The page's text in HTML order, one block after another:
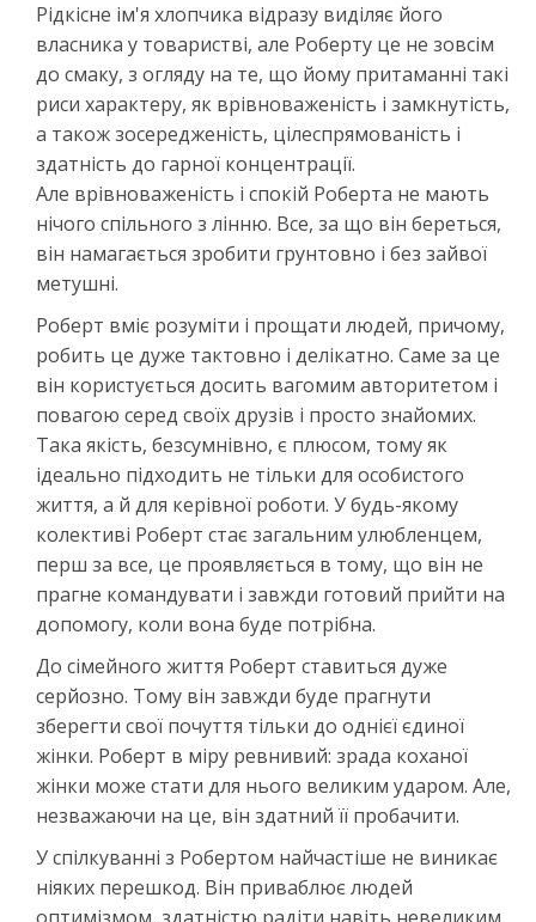
Рідкісне ім'я хлопчика відразу виділяє його
власника у товаристві, але Роберту це не зовсім
до смаку, з огляду на те, що йому притаманні такі
риси характеру, як врівноваженість і замкнутість,
а також зосередженість, цілеспрямованість і
здатність до гарної концентрації.
Але врівноваженість і спокій Роберта не мають
нічого спільного з лінню. Все, за що він береться,
він намагається зробити грунтовно і без зайвої
метушні.
Роберт вміє розуміти і прощати людей, причому,
робить це дуже тактовно і делікатно. Саме за це
він користується досить вагомим авторитетом і
повагою серед своїх друзів і просто знайомих.
Така якість, безсумнівно, є плюсом, тому як
ідеально підходить не тільки для особистого
життя, а й для керівної роботи. У будь-якому
колективі Роберт стає загальним улюбленцем,
перш за все, це проявляється в тому, що він не
прагне командувати і завжди готовий прийти на
допомогу, коли вона буде потрібна.
До сімейного життя Роберт ставиться дуже
серйозно. Тому він завжди буде прагнути
зберегти свої почуття тільки до однієї єдиної
жінки. Роберт в міру ревнивий: зрада коханої
жінки може стати для нього великим ударом. Але,
незважаючи на це, він здатний її пробачити.
У спілкуванні з Робертом найчастіше не виникає
ніяких перешкод. Він приваблює людей